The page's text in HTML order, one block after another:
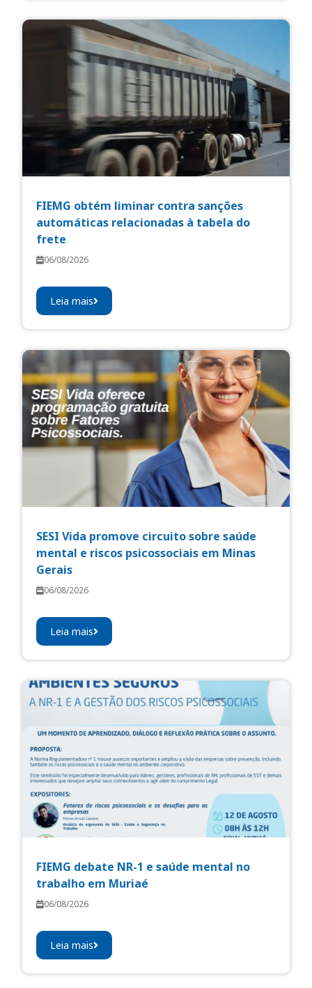
FIEMG obtém liminar contra sanções
automáticas relacionadas à tabela do
frete
06/08/2026
Leia mais
SESI Vida promove circuito sobre saúde
mental e riscos psicossociais em Minas
Gerais
06/08/2026
Leia mais
FIEMG debate NR-1 e saúde mental no
trabalho em Muriaé
06/08/2026
Leia mais